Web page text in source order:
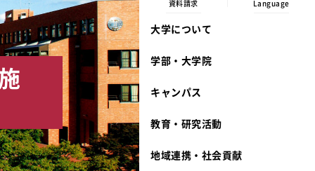
資料請求 Language
大学について
宮城学院 校歌
礼拝堂
学部・大学院
生活文化デザイン学科
キャンパス
奨学金
大学祭
教育・研究活動動物実験に関する情報公開
地域連携・社会貢献